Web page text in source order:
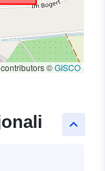
contributors ©GISCO
keyboard_arrow_up